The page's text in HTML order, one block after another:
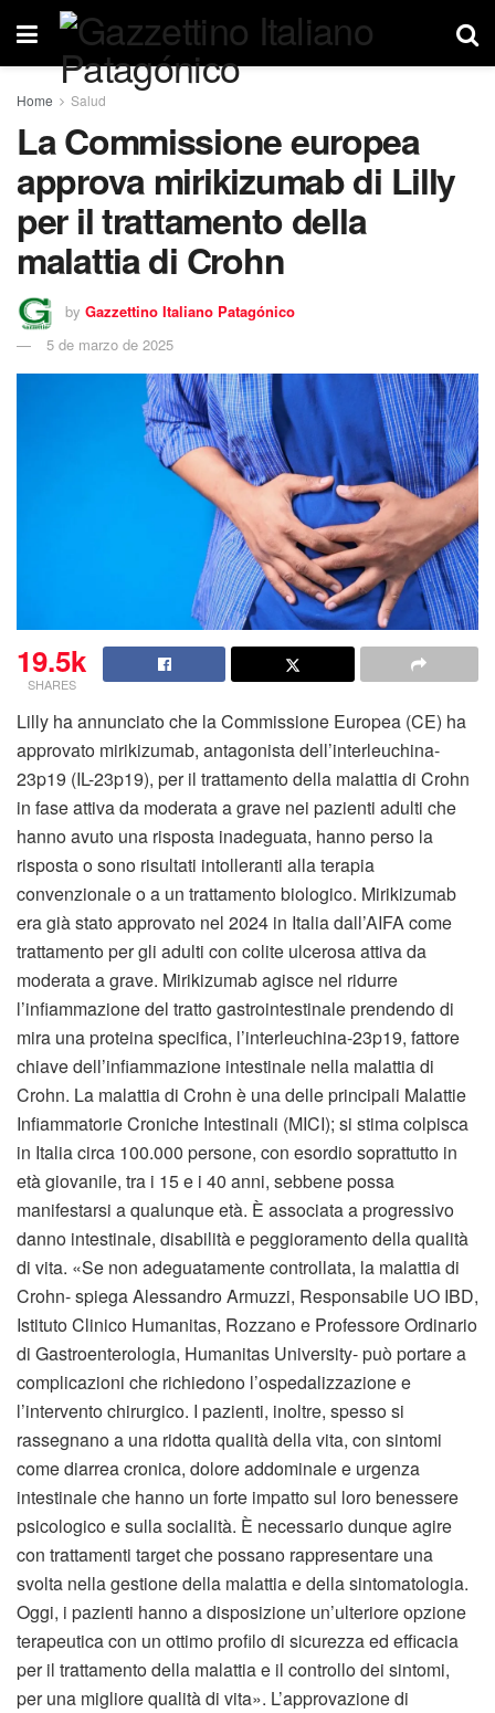
Home Salud
La Commissione europea
approva mirikizumab di Lilly
per il trattamento della
malattia di Crohn
by Gazzettino Italiano Patagónico
5 de marzo de 2025
19.5k
SHARES
Lilly ha annunciato che la Commissione Europea (CE) ha
approvato mirikizumab, antagonista dell’interleuchina-
23p19 (IL-23p19), per il trattamento della malattia di Crohn
in fase attiva da moderata a grave nei pazienti adulti che
hanno avuto una risposta inadeguata, hanno perso la
risposta o sono risultati intolleranti alla terapia
convenzionale o a un trattamento biologico. Mirikizumab
era già stato approvato nel 2024 in Italia dall’AIFA come
trattamento per gli adulti con colite ulcerosa attiva da
moderata a grave. Mirikizumab agisce nel ridurre
l’infiammazione del tratto gastrointestinale prendendo di
mira una proteina specifica, l’interleuchina-23p19, fattore
chiave dell’infiammazione intestinale nella malattia di
Crohn. La malattia di Crohn è una delle principali Malattie
Infiammatorie Croniche Intestinali (MICI); si stima colpisca
in Italia circa 100.000 persone, con esordio soprattutto in
età giovanile, tra i 15 e i 40 anni, sebbene possa
manifestarsi a qualunque età. È associata a progressivo
danno intestinale, disabilità e peggioramento della qualità
di vita. «Se non adeguatamente controllata, la malattia di
Crohn- spiega Alessandro Armuzzi, Responsabile UO IBD,
Istituto Clinico Humanitas, Rozzano e Professore Ordinario
di Gastroenterologia, Humanitas University- può portare a
complicazioni che richiedono l’ospedalizzazione e
l’intervento chirurgico. I pazienti, inoltre, spesso si
rassegnano a una ridotta qualità della vita, con sintomi
come diarrea cronica, dolore addominale e urgenza
intestinale che hanno un forte impatto sul loro benessere
psicologico e sulla socialità. È necessario dunque agire
con trattamenti target che possano rappresentare una
svolta nella gestione della malattia e della sintomatologia.
Oggi, i pazienti hanno a disposizione un’ulteriore opzione
terapeutica con un ottimo profilo di sicurezza ed efficacia
per il trattamento della malattia e il controllo dei sintomi,
per una migliore qualità di vita». L’approvazione di